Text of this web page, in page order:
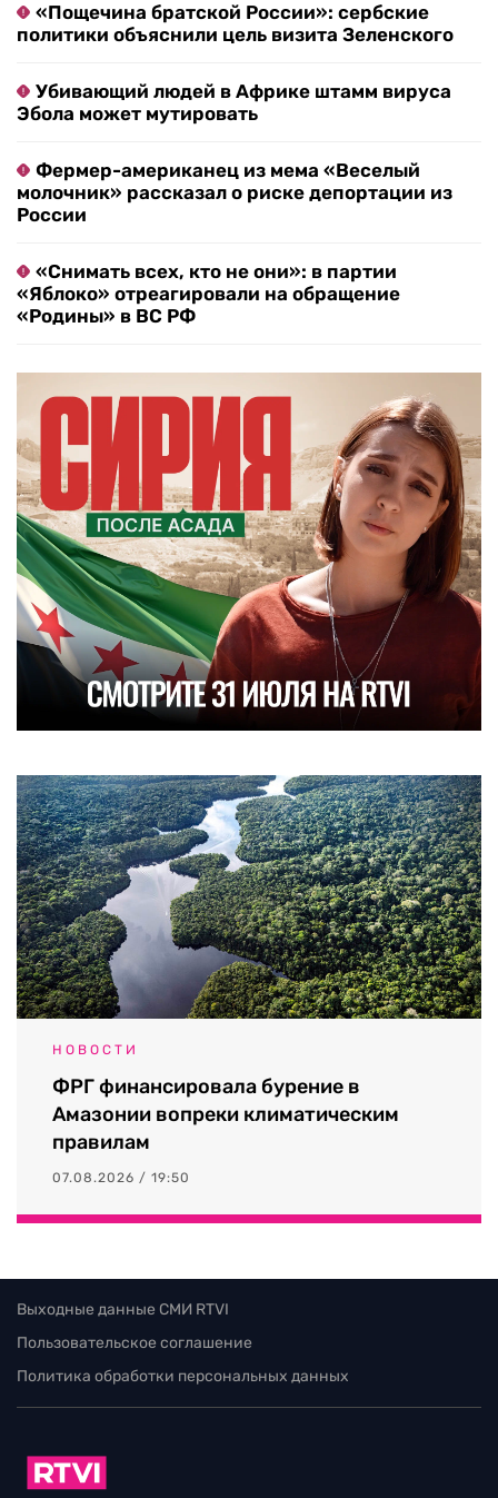
«Пощечина братской России»: сербские
политики объяснили цель визита Зеленского
Убивающий людей в Африке штамм вируса
Эбола может мутировать
Фермер-американец из мема «Веселый
молочник» рассказал о риске депортации из
России
«Снимать всех, кто не они»: в партии
«Яблоко» отреагировали на обращение
«Родины» в ВС РФ
НОВОСТИ
ФРГ финансировала бурение в
Амазонии вопреки климатическим
правилам
07.08.2026 / 19:50
Выходные данные СМИ RTVI
Пользовательское соглашение
Политика обработки персональных данных